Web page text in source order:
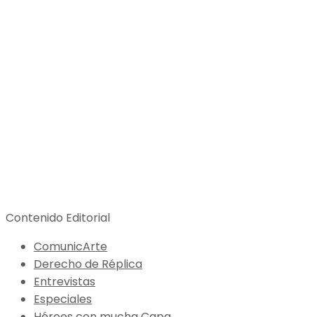
Contenido Editorial
ComunicArte
Derecho de Réplica
Entrevistas
Especiales